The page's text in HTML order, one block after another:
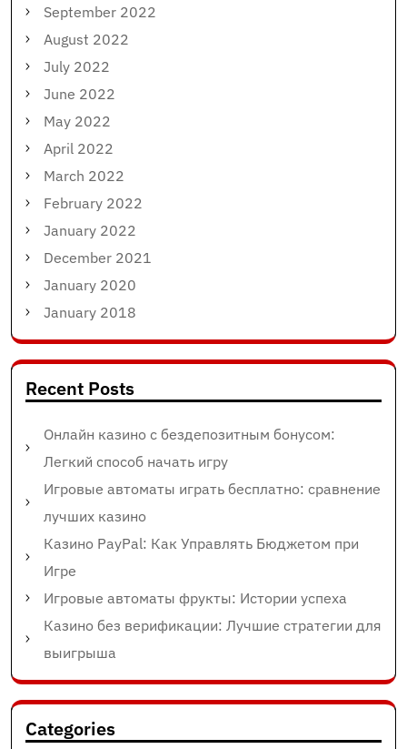
September 2022
August 2022
July 2022
June 2022
May 2022
April 2022
March 2022
February 2022
January 2022
December 2021
January 2020
January 2018
Recent Posts
Онлайн казино с бездепозитным бонусом:
Легкий способ начать игру
Игровые автоматы играть бесплатно: сравнение
лучших казино
Казино PayPal: Как Управлять Бюджетом при
Игре
Игровые автоматы фрукты: Истории успеха
Казино без верификации: Лучшие стратегии для
выигрыша
Categories